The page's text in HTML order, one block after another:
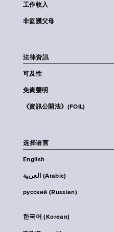
工作收入
非監護父母
法律資訊
可及性
免責聲明
《資訊公開法》(FOIL)
选择语言
English
العربية (Arabic)
русский (Russian)
한국어 (Korean)